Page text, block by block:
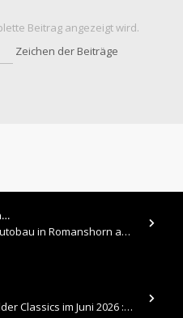
Beitrag angezeigt wird.
Zeichen der Beiträge
Hallo , Im Juni veranstaltete die Autobau in Romanshorn auf ihrem Gelände ein kleines Youngtimertreffen : https://up.
​Hallo , Hier sind die Bilder vom Older Classics im Juni 2026 : https://up.picr.de/51155940wd.jpg https://up.pic